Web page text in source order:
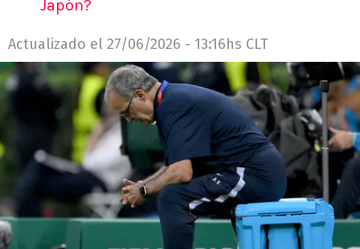
Japón?
Actualizado el 27/06/2026 - 13:16hs CLT